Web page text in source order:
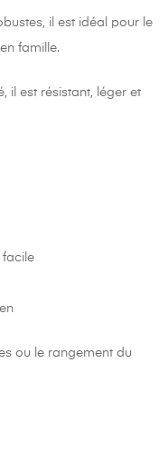
il est idéal pour le
famille.
il est résistant, léger et
facile
ou le rangement du